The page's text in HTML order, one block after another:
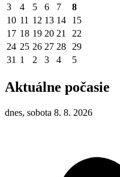
3 4 5 6 7 8
10 11 12 13 14 15
17 18 19 20 21 22
24 25 26 27 28 29
31 1 2 3 4 5
Aktuálne počasie
dnes, sobota 8. 8. 2026